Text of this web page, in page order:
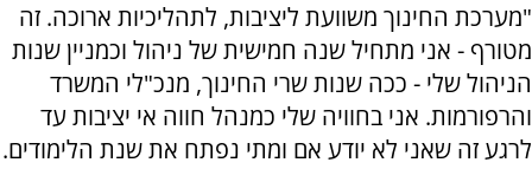
"מערכת החינוך משוועת ליציבות, לתהליכיות ארוכה. זה
מטורף - אני מתחיל שנה חמישית של ניהול וכמניין שנות
הניהול שלי - ככה שנות שרי החינוך, מנכ"לי המשרד
והרפורמות. אני בחוויה שלי כמנהל חווה אי יציבות עד
לרגע זה שאני לא יודע אם ומתי נפתח את שנת הלימודים.